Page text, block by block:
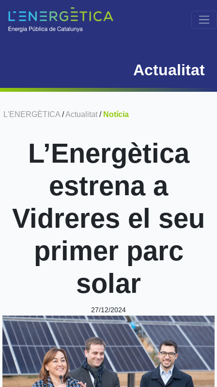
Actualitat
L'ENERGÈTICA /Actualitat / Notícia
L’Energètica
estrena a
Vidreres el seu
primer parc
solar
27/12/2024